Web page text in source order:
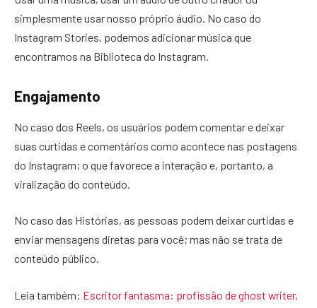
simplesmente usar nosso próprio áudio. No caso do
Instagram Stories, podemos adicionar música que
encontramos na Biblioteca do Instagram.
Engajamento
No caso dos Reels, os usuários podem comentar e deixar
suas curtidas e comentários como acontece nas postagens
do Instagram; o que favorece a interação e, portanto, a
viralização do conteúdo.
No caso das Histórias, as pessoas podem deixar curtidas e
enviar mensagens diretas para você; mas não se trata de
conteúdo público.
Leia também: Escritor fantasma: profissão de ghost writer,